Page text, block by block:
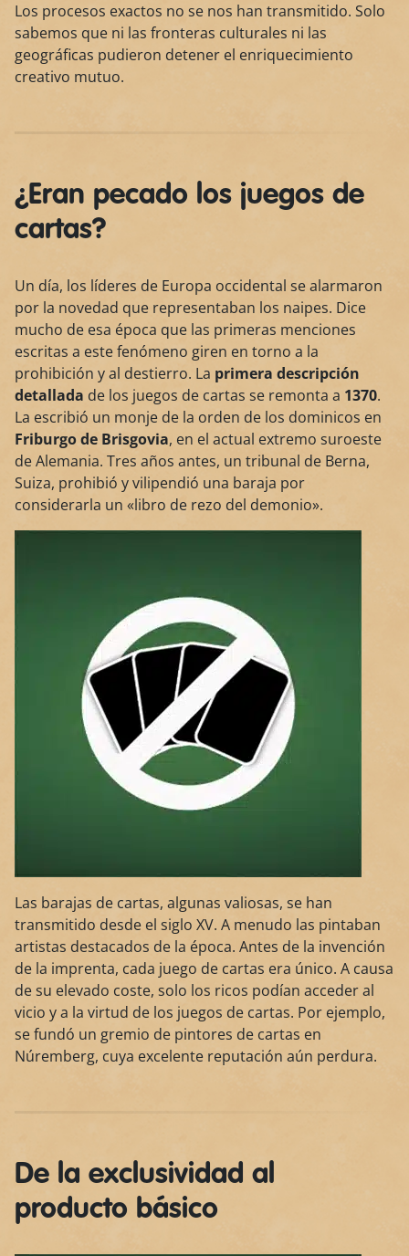
Los procesos exactos no se nos han transmitido. Solo
sabemos que ni las fronteras culturales ni las
geográficas pudieron detener el enriquecimiento
creativo mutuo.
¿Eran pecado los juegos de
cartas?
Un día, los líderes de Europa occidental se alarmaron
por la novedad que representaban los naipes. Dice
mucho de esa época que las primeras menciones
escritas a este fenómeno giren en torno a la
prohibición y al destierro. La primera descripción
detallada de los juegos de cartas se remonta a 1370.
La escribió un monje de la orden de los dominicos en
Friburgo de Brisgovia, en el actual extremo suroeste
de Alemania. Tres años antes, un tribunal de Berna,
Suiza, prohibió y vilipendió una baraja por
considerarla un «libro de rezo del demonio».
Las barajas de cartas, algunas valiosas, se han
transmitido desde el siglo XV. A menudo las pintaban
artistas destacados de la época. Antes de la invención
de la imprenta, cada juego de cartas era único. A causa
de su elevado coste, solo los ricos podían acceder al
vicio y a la virtud de los juegos de cartas. Por ejemplo,
se fundó un gremio de pintores de cartas en
Núremberg, cuya excelente reputación aún perdura.
De la exclusividad al
producto básico